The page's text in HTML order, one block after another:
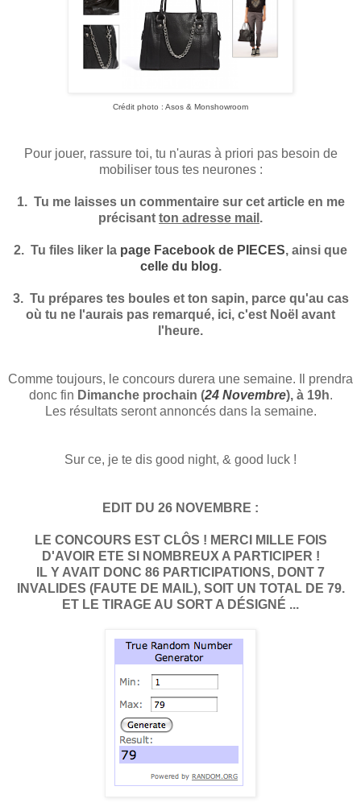
Crédit photo : Asos & Monshowroom
Pour jouer, rassure toi, tu n'auras à priori pas besoin de
mobiliser tous tes neurones :
1. Tu me laisses un commentaire sur cet article en me
précisant ton adresse mail .
2. Tu files liker la page Facebook de PIECES, ainsi que
celle du blog.
3. Tu prépares tes boules et ton sapin, parce qu'au cas
où tu ne l'aurais pas remarqué, ici, c'est Noël avant
l'heure.
Comme toujours, le concours durera une semaine. Il prendra
donc fin Dimanche prochain (24 Novembre), à 19h.
Les résultats seront annoncés dans la semaine.
Sur ce, je te dis good night, & good luck !
EDIT DU 26 NOVEMBRE :
LE CONCOURS EST CLÔS ! MERCI MILLE FOIS
D'AVOIR ETE SI NOMBREUX A PARTICIPER !
IL Y AVAIT DONC 86 PARTICIPATIONS, DONT 7
INVALIDES (FAUTE DE MAIL), SOIT UN TOTAL DE 79.
ET LE TIRAGE AU SORT A DÉSIGNÉ ...